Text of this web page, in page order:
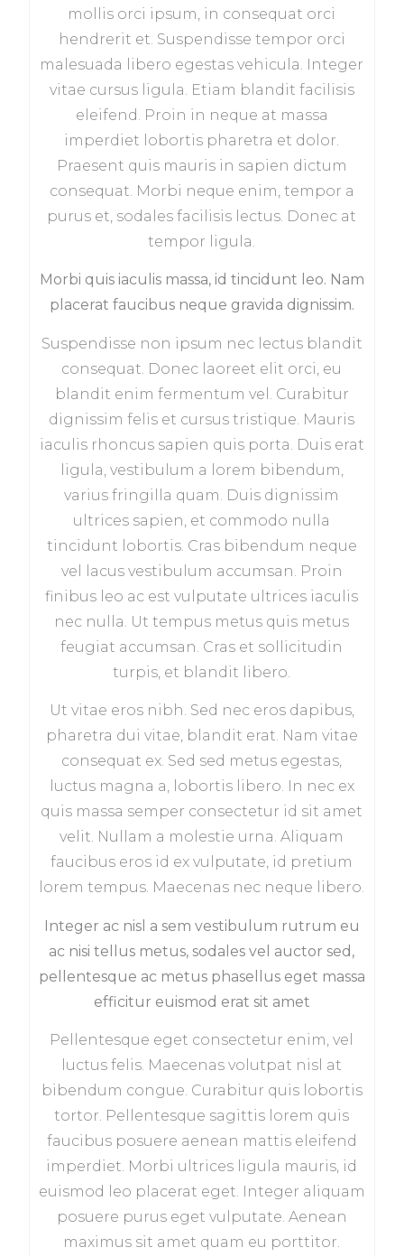
mollis orci ipsum, in consequat orci
hendrerit et. Suspendisse tempor orci
malesuada libero egestas vehicula. Integer
vitae cursus ligula. Etiam blandit facilisis
eleifend. Proin in neque at massa
imperdiet lobortis pharetra et dolor.
Praesent quis mauris in sapien dictum
consequat. Morbi neque enim, tempor a
purus et, sodales facilisis lectus. Donec at
tempor ligula.
Morbi quis iaculis massa, id tincidunt leo. Nam
placerat faucibus neque gravida dignissim.
Suspendisse non ipsum nec lectus blandit
consequat. Donec laoreet elit orci, eu
blandit enim fermentum vel. Curabitur
dignissim felis et cursus tristique. Mauris
iaculis rhoncus sapien quis porta. Duis erat
ligula, vestibulum a lorem bibendum,
varius fringilla quam. Duis dignissim
ultrices sapien, et commodo nulla
tincidunt lobortis. Cras bibendum neque
vel lacus vestibulum accumsan. Proin
finibus leo ac est vulputate ultrices iaculis
nec nulla. Ut tempus metus quis metus
feugiat accumsan. Cras et sollicitudin
turpis, et blandit libero.
Ut vitae eros nibh. Sed nec eros dapibus,
pharetra dui vitae, blandit erat. Nam vitae
consequat ex. Sed sed metus egestas,
luctus magna a, lobortis libero. In nec ex
quis massa semper consectetur id sit amet
velit. Nullam a molestie urna. Aliquam
faucibus eros id ex vulputate, id pretium
lorem tempus. Maecenas nec neque libero.
Integer ac nisl a sem vestibulum rutrum eu
ac nisi tellus metus, sodales vel auctor sed,
pellentesque ac metus phasellus eget massa
efficitur euismod erat sit amet
Pellentesque eget consectetur enim, vel
luctus felis. Maecenas volutpat nisl at
bibendum congue. Curabitur quis lobortis
tortor. Pellentesque sagittis lorem quis
faucibus posuere aenean mattis eleifend
imperdiet. Morbi ultrices ligula mauris, id
euismod leo placerat eget. Integer aliquam
posuere purus eget vulputate. Aenean
maximus sit amet quam eu porttitor.